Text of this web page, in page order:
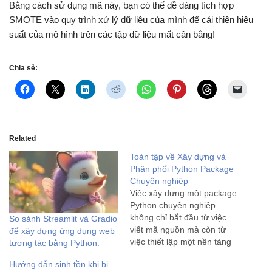
Bằng cách sử dụng mã này, bạn có thể dễ dàng tích hợp
SMOTE vào quy trình xử lý dữ liệu của mình để cải thiện hiệu
suất của mô hình trên các tập dữ liệu mất cân bằng!
Chia sẻ:
Related
So sánh Streamlit và Gradio
để xây dựng ứng dụng web
tương tác bằng Python.
Toàn tập về Xây dựng và
Phân phối Python Package
Chuyên nghiệp
Việc xây dựng một package
Python chuyên nghiệp
không chỉ bắt đầu từ việc
viết mã nguồn mà còn từ
việc thiết lập một nền tảng
Hướng dẫn sinh tồn khi bị